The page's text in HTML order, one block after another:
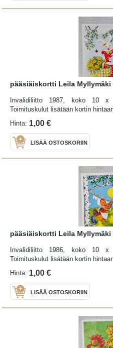
pääsiäiskortti Leila Myllymäki
Invalidiliitto 1987, koko 10 x
Toimituskulut lisätään kortin
Hinta: 1,00 €
LISÄÄ OSTOSKORIIN
pääsiäiskortti Leila Myllymäki
Invalidiliitto 1986, koko 10 x
Toimituskulut lisätään kortin
Hinta: 1,00 €
LISÄÄ OSTOSKORIIN